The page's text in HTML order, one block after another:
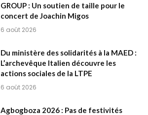
GROUP : Un soutien de taille pour le
concert de Joachin Migos
6 août 2026
Du ministère des solidarités à la MAED :
L’archevêque Italien découvre les
actions sociales de la LTPE
6 août 2026
Agbogboza 2026 : Pas de festivités